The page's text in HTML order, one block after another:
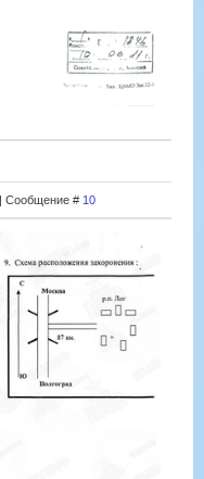
Сообщение # 10